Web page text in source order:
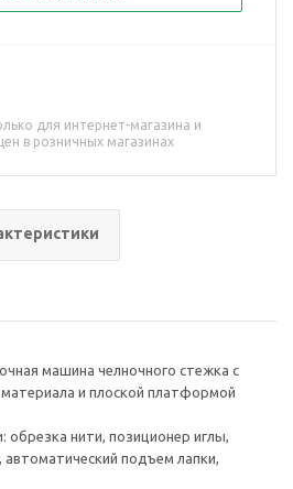
для интернет-магазина и
в розничных магазинах
машина челночного стежка с
и плоской платформой
обрезка нити, позиционер иглы,
автоматический подъем лапки,